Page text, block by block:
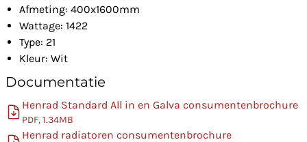
Afmeting: 400x1600mm
Wattage: 1422
Type: 21
Kleur: Wit
Documentatie
Henrad Standard All in en Galva consumentenbrochure
PDF, 1.34MB
Henrad radiatoren consumentenbrochure